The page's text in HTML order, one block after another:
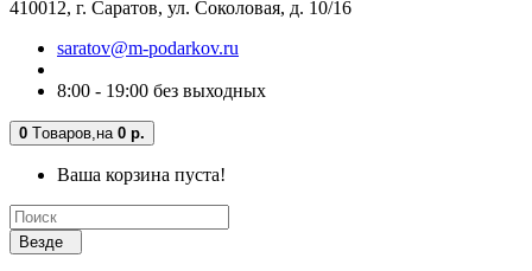
410012, г. Саратов, ул. Соколовая, д. 10/16
saratov@m-podarkov.ru
8:00 - 19:00 без выходных
0 Tоваров, на 0 р.
Ваша корзина пуста!
Везде